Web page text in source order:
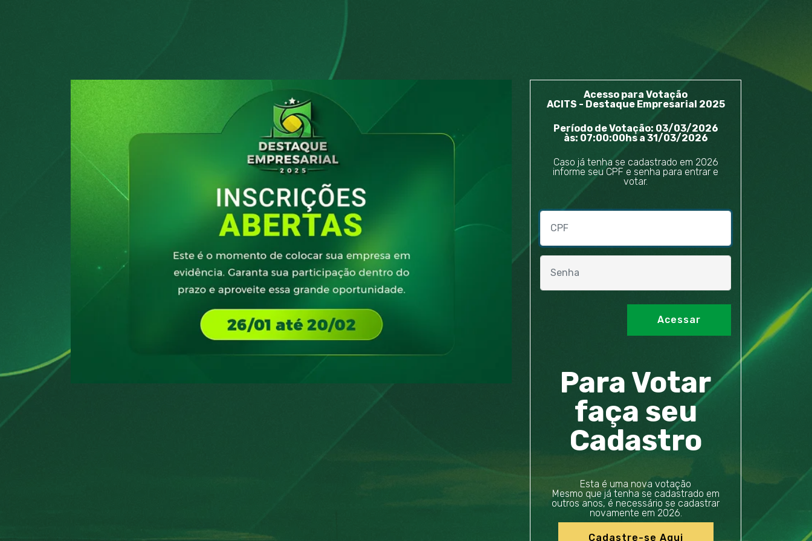
Acesso para Votação
ACITS - Destaque Empresarial 2025
Período de Votação: 03/03/2026
às: 07:00:00hsa 31/03/2026
Caso já tenha se cadastrado em 2026
informe seu CPF e senha para entrar e
votar.
Para Votar
faça seu
Cadastro
Esta é uma nova votação
Mesmo que já tenha se cadastrado em
outros anos, é necessário se cadastrar
novamente em 2026.
Cadastre-se Aqui